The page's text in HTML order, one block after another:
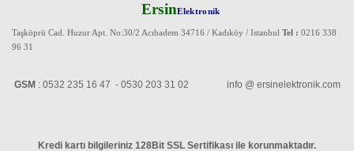
ErsinElektronik
Taşköprü Cad. Huzur Apt. No:30/2 Acıbadem 34716 / Kadıköy / Istanbul Tel : 0216 338
96 31
GSM : 0532 235 16 47 - 0530 203 31 02 info @ ersinelektronik.com
Kredi kartı bilgileriniz 128Bit SSL Sertifikası ile korunmaktadır.